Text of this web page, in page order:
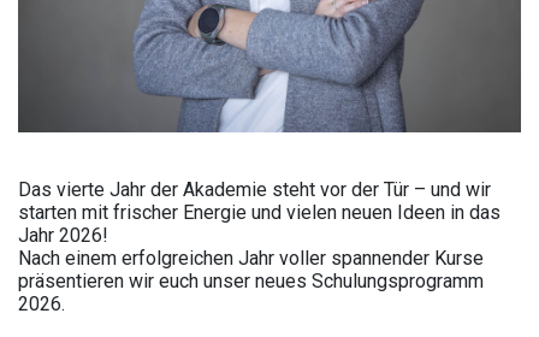
Das vierte Jahr der Akademie steht vor der Tür – und wir
starten mit frischer Energie und vielen neuen Ideen in das
Jahr 2026!
Nach einem erfolgreichen Jahr voller spannender Kurse
präsentieren wir euch unser neues Schulungsprogramm
2026.